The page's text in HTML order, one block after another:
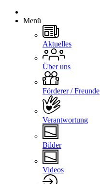
Menü
Aktuelles
Über uns
Förderer / Freunde
Verantwortung
Bilder
Videos